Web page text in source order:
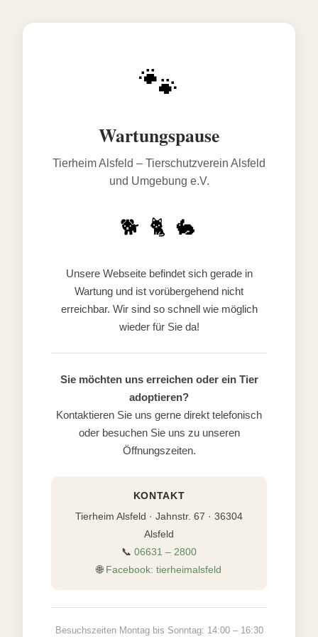
🐾
Wartungspause
Tierheim Alsfeld – Tierschutzverein Alsfeld
und Umgebung e.V.
🐕 🐈 🐇
Unsere Webseite befindet sich gerade in
Wartung und ist vorübergehend nicht
erreichbar. Wir sind so schnell wie möglich
wieder für Sie da!
Sie möchten uns erreichen oder ein Tier
adoptieren?
Kontaktieren Sie uns gerne direkt telefonisch
oder besuchen Sie uns zu unseren
Öffnungszeiten.
KONTAKT
Tierheim Alsfeld · Jahnstr. 67 · 36304
Alsfeld
📞 06631 – 2800
🌐 Facebook: tierheimalsfeld
Besuchszeiten Montag bis Sonntag: 14:00 – 16:30